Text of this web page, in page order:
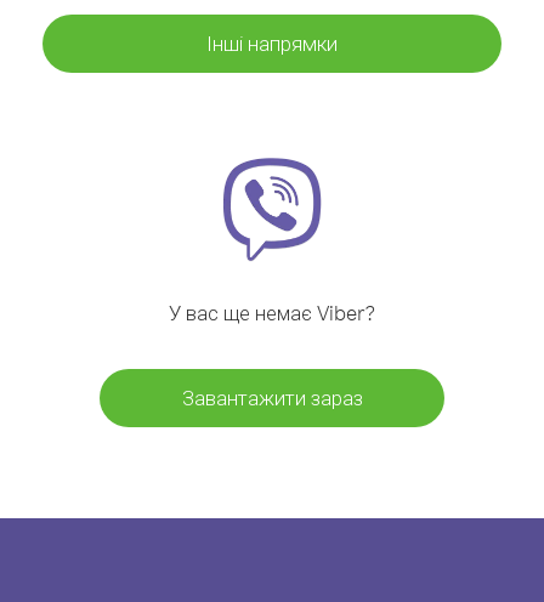
Інші напрямки
У вас ще немає Viber?
Завантажити зараз